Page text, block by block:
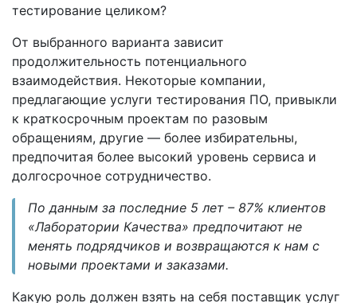
тестирование целиком?
От выбранного варианта зависит
продолжительность потенциального
взаимодействия. Некоторые компании,
предлагающие услуги тестирования ПО, привыкли
к краткосрочным проектам по разовым
обращениям, другие — более избирательны,
предпочитая более высокий уровень сервиса и
долгосрочное сотрудничество.
По данным за последние 5 лет – 87% клиентов
«Лаборатории Качества» предпочитают не
менять подрядчиков и возвращаются к нам с
новыми проектами и заказами.
Какую роль должен взять на себя поставщик услуг